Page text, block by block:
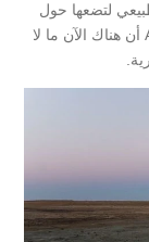
لتضعها حول
القرية لمنحها إحساسًا بالحياة. أفاد Atlas Obscura أن هناك الآن ما لا